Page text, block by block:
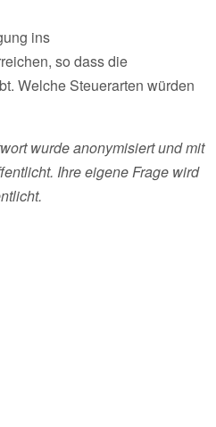
ins
so dass die
Welche Steuerarten würden
wurde anonymisiert und mit
Ihre eigene Frage wird